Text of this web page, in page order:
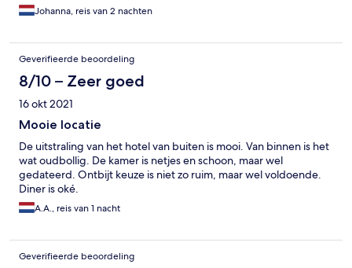
Johanna, reis van 2 nachten
Geverifieerde beoordeling
8/10 – Zeer goed
16 okt 2021
Mooie locatie
De uitstraling van het hotel van buiten is mooi. Van binnen is het
wat oudbollig. De kamer is netjes en schoon, maar wel
gedateerd. Ontbijt keuze is niet zo ruim, maar wel voldoende.
Diner is oké.
A.A., reis van 1 nacht
Geverifieerde beoordeling